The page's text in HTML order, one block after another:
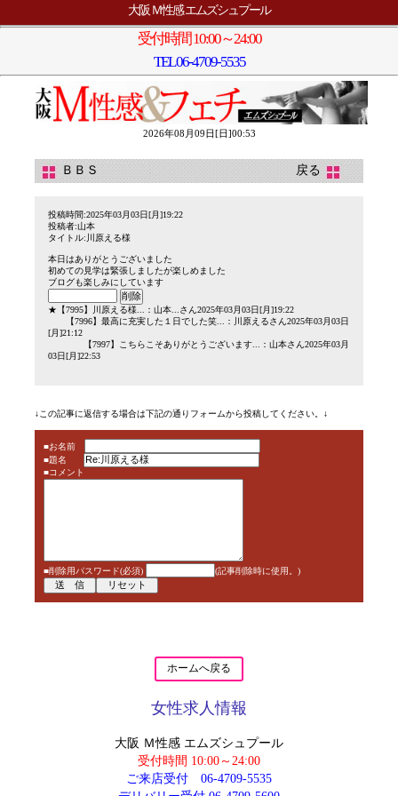
大阪 Ｍ性感 エムズシュプール
受付時間 10:00～24:00
TEL06-4709-5535
2026年08月09日[日]00:53
ＢＢＳ 戻る
投稿時間:2025年03月03日[月]19:22
投稿者:山本
タイトル:川原える様
本日はありがとうございました
初めての見学は緊張しましたが楽しめました
ブログも楽しみにしています
★ 【7995】 川原える様...
：山本...さん2025年03月03日[月]19:22
【7996】 最高に充実した１日でした笑...
：川原えるさん2025年03月03日
[月]21:12
【7997】
こちらこそありがとうございます...
：山本さん2025年03月
03日[月]22:53
↓この記事に返信する場合は下記の通りフォームから投稿してください。↓
■お名前
■題名
■コメント
■削除用パスワード(必須) (記事削除時に使用。)
ホームへ戻る
女性求人情報
大阪 Ｍ性感 エムズシュプール
受付時間 10:00～24:00
ご来店受付 06-4709-5535